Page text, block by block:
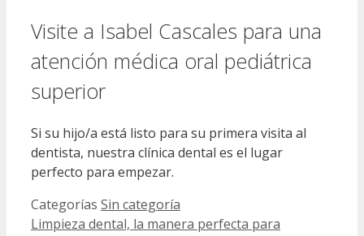
Visite a Isabel Cascales para una
atención médica oral pediátrica
superior
Si su hijo/a está listo para su primera visita al
dentista, nuestra clínica dental es el lugar
perfecto para empezar.
Categorías Sin categoría
Limpieza dental, la manera perfecta para